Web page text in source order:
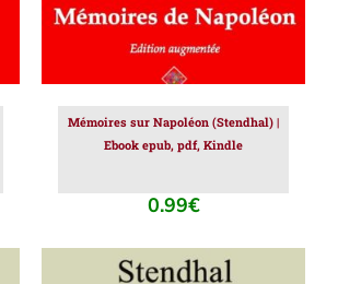
Mémoires sur Napoléon (Stendhal) |
Ebook epub, pdf, Kindle
0.99€